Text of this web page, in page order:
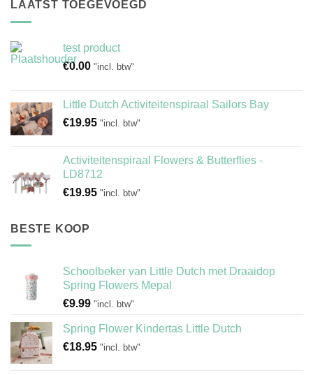
LAATST TOEGEVOEGD
test product
€0.00 "incl. btw"
Little Dutch Activiteitenspiraal Sailors Bay
€19.95 "incl. btw"
Activiteitenspiraal Flowers & Butterflies -
LD8712
€19.95 "incl. btw"
BESTE KOOP
Schoolbeker van Little Dutch met Draaidop
Spring Flowers Mepal
€9.99 "incl. btw"
Spring Flower Kindertas Little Dutch
€18.95 "incl. btw"